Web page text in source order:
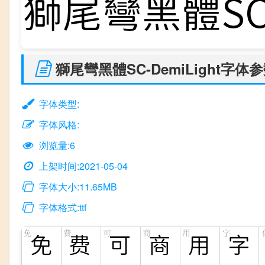
獅尾彎黑體SC-DemiLight字体
字体类型:
字体风格:
浏览量:6
上架时间:2021-05-04
字体大小:11.65MB
字体格式:ttf